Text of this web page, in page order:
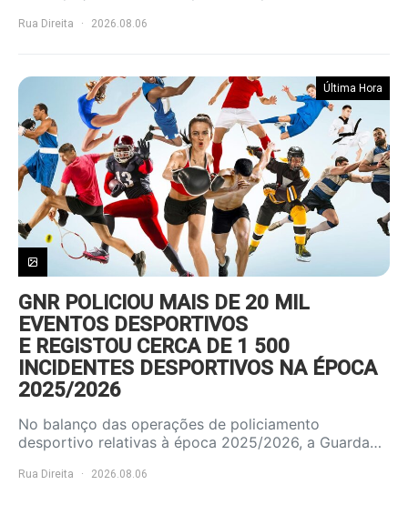
Rua Direita 2026.08.06
Última Hora
GNR POLICIOU MAIS DE 20 MIL
EVENTOS DESPORTIVOS
E REGISTOU CERCA DE 1 500
INCIDENTES DESPORTIVOS NA ÉPOCA
2025/2026
No balanço das operações de policiamento
desportivo relativas à época 2025/2026, a Guarda…
Rua Direita 2026.08.06